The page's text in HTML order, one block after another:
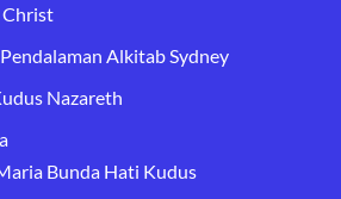
Alkitab Sydney
Nazareth
Bunda Hati Kudus